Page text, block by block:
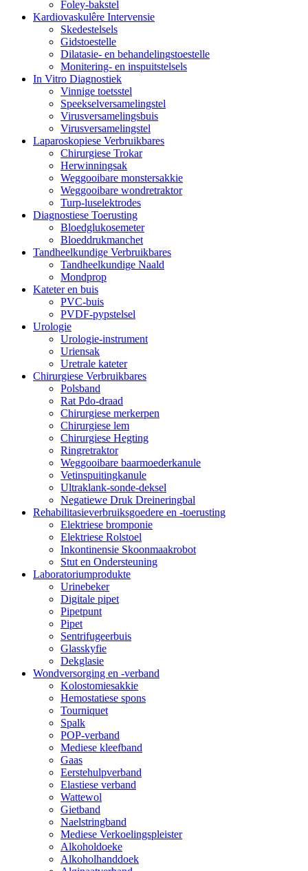
Foley-bakstel
Kardiovaskulêre Intervensie
Skedestelsels
Gidstoestelle
Dilatasie- en behandelingstoestelle
Monitering- en inspuitstelsels
In Vitro Diagnostiek
Vinnige toetsstel
Speekselversamelingstel
Virusversamelingsbuis
Virusversamelingstel
Laparoskopiese Verbruikbares
Chirurgiese Trokar
Herwinningsak
Weggooibare monstersakkie
Weggooibare wondretraktor
Turp-luselektrodes
Diagnostiese Toerusting
Bloedglukosemeter
Bloeddrukmanchet
Tandheelkundige Verbruikbares
Tandheelkundige Naald
Mondprop
Kateter en buis
PVC-buis
PVDF-pypstelsel
Urologie
Urologie-instrument
Uriensak
Uretrale kateter
Chirurgiese Verbruikbares
Polsband
Rat Pdo-draad
Chirurgiese merkerpen
Chirurgiese lem
Chirurgiese Hegting
Ringretraktor
Weggooibare baarmoederkanule
Vetinspuitingkanule
Ultraklank-sonde-deksel
Negatiewe Druk Dreineringbal
Rehabilitasieverbruiksgoedere en -toerusting
Elektriese bromponie
Elektriese Rolstoel
Inkontinensie Skoonmaakrobot
Stut en Ondersteuning
Laboratoriumprodukte
Urinebeker
Digitale pipet
Pipetpunt
Pipet
Sentrifugeerbuis
Glasskyfie
Dekglasie
Wondversorging en -verband
Kolostomiesakkie
Hemostatiese spons
Tourniquet
Spalk
POP-verband
Mediese kleefband
Gaas
Eerstehulpverband
Elastiese verband
Wattewol
Gietband
Naelstringband
Mediese Verkoelingspleister
Alkoholdoeke
Alkoholhanddoek